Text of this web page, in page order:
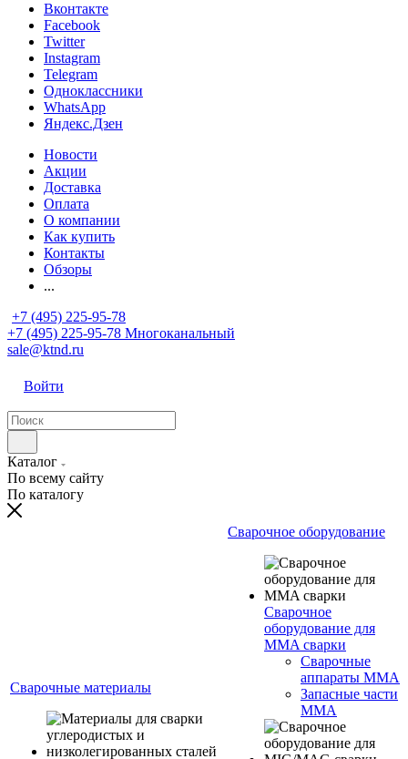
Вконтакте
Facebook
Twitter
Instagram
Telegram
Одноклассники
WhatsApp
Яндекс.Дзен
Новости
Акции
Доставка
Оплата
О компании
Как купить
Контакты
Обзоры
...
+7 (495) 225-95-78
+7 (495) 225-95-78 Многоканальный
sale@ktnd.ru
Войти
Каталог
По всему сайту
По каталогу
Сварочные материалы
Сварочное оборудование
Сварочное
оборудование для
MMA сварки
Сварочные
аппараты MMA
Запасные части
MMA